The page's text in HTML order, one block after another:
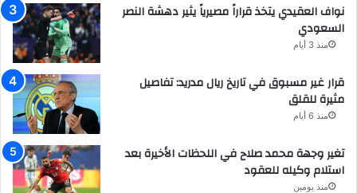
نواف العقيدي يتخذ قراراً مصيرياً يثير دهشة النصر
السعودي
منذ 3 أيام
قرار غير مسبوق في تاريخ ريال مدريد: تفاصيل
مثيرة للقلق
منذ 6 أيام
تغير وجهة محمد صلاح في اللحظات الأخيرة بعد
استلام وكيله للعقود
منذ يومين